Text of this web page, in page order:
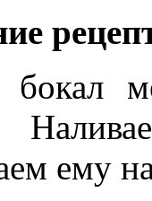
бокал
ему